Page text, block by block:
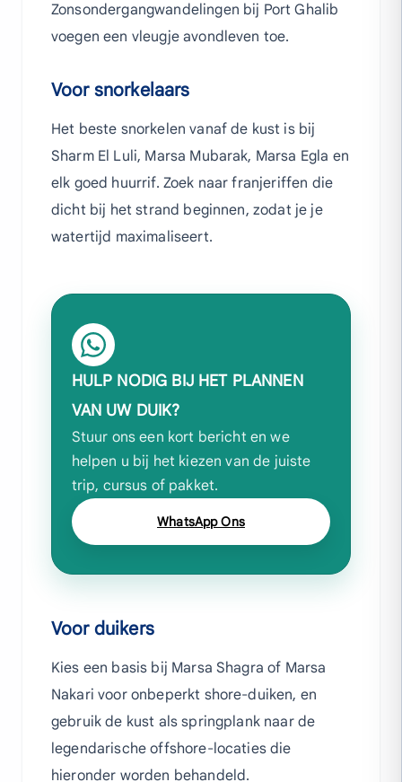
Zonsondergangwandelingen bij Port Ghalib
voegen een vleugje avondleven toe.
Voor snorkelaars
Het beste snorkelen vanaf de kust is bij
Sharm El Luli, Marsa Mubarak, Marsa Egla en
elk goed huurrif. Zoek naar franjeriffen die
dicht bij het strand beginnen, zodat je je
watertijd maximaliseert.
HULP NODIG BIJ HET PLANNEN
VAN UW DUIK?
Stuur ons een kort bericht en we
helpen u bij het kiezen van de juiste
trip, cursus of pakket.
WhatsApp Ons
Voor duikers
Kies een basis bij Marsa Shagra of Marsa
Nakari voor onbeperkt shore-duiken, en
gebruik de kust als springplank naar de
legendarische offshore-locaties die
hieronder worden behandeld.